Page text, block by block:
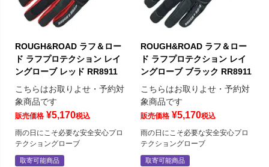
ROUGH&ROAD ラフ＆ロー
ド ラフプロテクション レイ
ングローブ レッド RR8911
こちらはお取りよせ・予約対
象商品です
販売価格 ¥5,170税込
雨の日にこそ必要な安全安心プロ
テクショングローブ
取寄可能商品
ROUGH&ROAD ラフ＆ロー
ド ラフプロテクション レイ
ングローブ ブラック RR8911
こちらはお取りよせ・予約対
象商品です
販売価格 ¥5,170税込
雨の日にこそ必要な安全安心プロ
テクショングローブ
取寄可能商品